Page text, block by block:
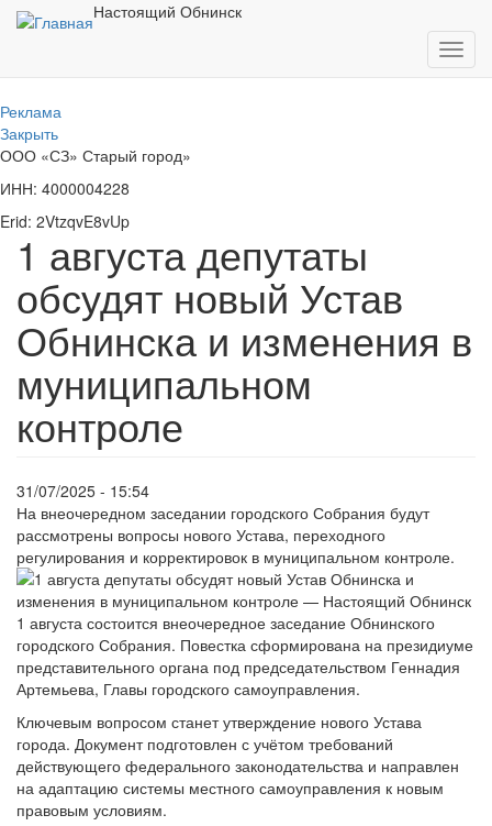
Перейти
содержанию
Настоящий Обнинск
Реклама
Закрыть
ООО «СЗ» Старый город»
ИНН: 4000004228
Erid: 2VtzqvE8vUp
1 августа депутаты
обсудят новый Устав
Обнинска и изменения в
муниципальном
контроле
31/07/2025 - 15:54
На внеочередном заседании городского Собрания будут
рассмотрены вопросы нового Устава, переходного
регулирования и корректировок в муниципальном контроле.
1 августа состоится внеочередное заседание Обнинского
городского Собрания. Повестка сформирована на президиуме
представительного органа под председательством Геннадия
Артемьева, Главы городского самоуправления.
Ключевым вопросом станет утверждение нового Устава
города. Документ подготовлен с учётом требований
действующего федерального законодательства и направлен
на адаптацию системы местного самоуправления к новым
правовым условиям.